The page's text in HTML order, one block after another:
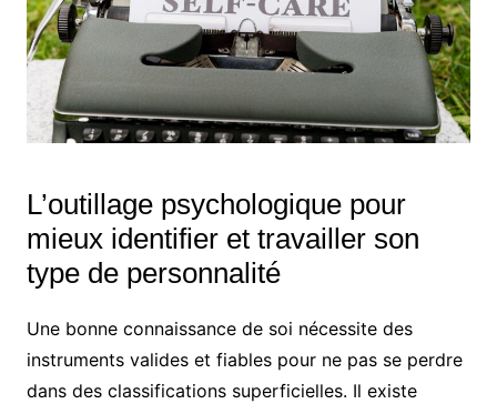
L’outillage psychologique pour
mieux identifier et travailler son
type de personnalité
Une bonne connaissance de soi nécessite des
instruments valides et fiables pour ne pas se perdre
dans des classifications superficielles. Il existe